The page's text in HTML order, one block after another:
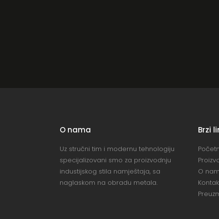
O nama
Uz stručni tim i modernu tehnologiju
specijalizovani smo za proizvodnju
industijskog stila namještaja, sa
naglaskom na obradu metala.
Brzi
O